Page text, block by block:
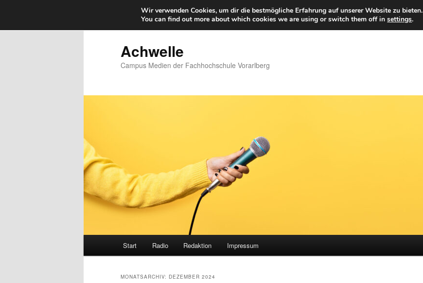
primären
sekundären
Achwelle
Campus Medien der Fachhochschule Vorarlberg
Start Radio Redaktion Impressum
MONATSARCHIV: DEZEMBER 2024
Wir verwenden Cookies, um dir die bestmögliche Erfahrung auf unserer Website zu bieten.
You can find out more about which cookies we are using or switch them off insettings.